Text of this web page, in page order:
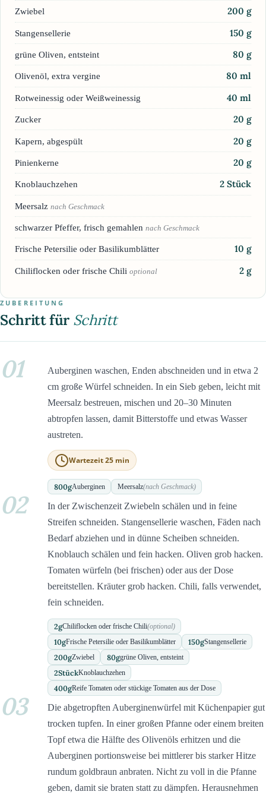
Zwiebel 200 g
Stangensellerie 150 g
grüne Oliven, entsteint 80 g
Olivenöl, extra vergine 80 ml
Rotweinessig oder Weißweinessig 40 ml
Zucker 20 g
Kapern, abgespült 20 g
Pinienkerne 20 g
Knoblauchzehen 2 Stück
Meersalz nach Geschmack
schwarzer Pfeffer, frisch gemahlen nach Geschmack
Frische Petersilie oder Basilikumblätter 10 g
Chiliflocken oder frische Chili optional 2 g
ZUBEREITUNG
Schritt für Schritt
01
Auberginen waschen, Enden abschneiden und in etwa 2
cm große Würfel schneiden. In ein Sieb geben, leicht mit
Meersalz bestreuen, mischen und 20–30 Minuten
abtropfen lassen, damit Bitterstoffe und etwas Wasser
austreten.
Wartezeit 25 min
800gAuberginen Meersalz(nach Geschmack)
02
In der Zwischenzeit Zwiebeln schälen und in feine
Streifen schneiden. Stangensellerie waschen, Fäden nach
Bedarf abziehen und in dünne Scheiben schneiden.
Knoblauch schälen und fein hacken. Oliven grob hacken.
Tomaten würfeln (bei frischen) oder aus der Dose
bereitstellen. Kräuter grob hacken. Chili, falls verwendet,
fein schneiden.
2gChiliflocken oder frische Chili(optional)
10gFrische Petersilie oder Basilikumblätter 150gStangensellerie
200gZwiebel 80ggrüne Oliven, entsteint
2StückKnoblauchzehen
400gReife Tomaten oder stückige Tomaten aus der Dose
03
Die abgetropften Auberginenwürfel mit Küchenpapier gut
trocken tupfen. In einer großen Pfanne oder einem breiten
Topf etwa die Hälfte des Olivenöls erhitzen und die
Auberginen portionsweise bei mittlerer bis starker Hitze
rundum goldbraun anbraten. Nicht zu voll in die Pfanne
geben, damit sie braten statt zu dämpfen. Herausnehmen